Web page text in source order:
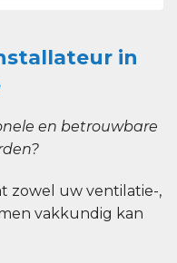
in
en betrouwbare
zowel uw ventilatie-,
vakkundig kan